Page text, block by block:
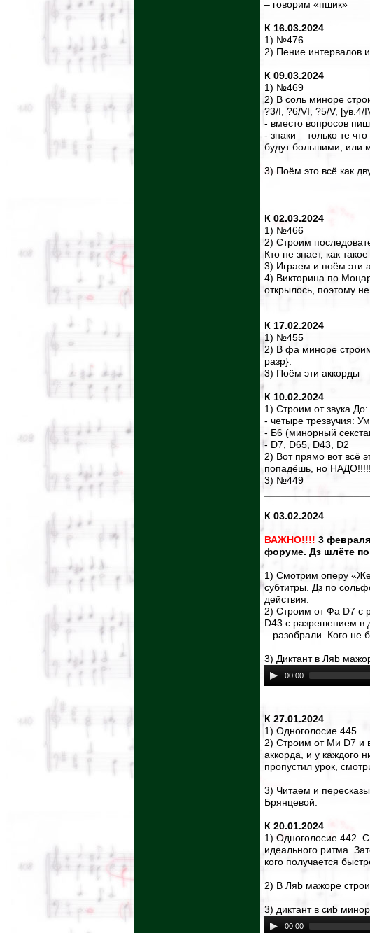
– говорим «пшик»
К 16.03.2024
1) №476
2) Пение интервалов
К 09.03.2024
1) №469
2) В соль миноре
?3/I, ?6/VI, ?5/V, [ув.4/
- вместо вопросов
- знаки – только те
будут большими, или
3) Поём это всё как
К 02.03.2024
1) №466
2) Строим
Кто не знает, как
3) Играем и поём эти
4) Викторина по
открылось, поэтому
К 17.02.2024
1) №455
2) В фа миноре
разр}.
3) Поём эти аккорды
К 10.02.2024
1) Строим от звука До:
- четыре трезвучия:
- Б6 (минорный
- D7, D65, D43, D2
2) Вот прямо вот всё
попадёшь, но
3) №449
К 03.02.2024
ВАЖНО!!!! 3
форуме. Дз шлёте
1) Смотрим оперу
субтитры. Дз по
действия.
2) Строим от Фа D7 с
D43 с разрешением в
– разобрали. Кого не
3) Диктант в Ляb
00:00
К 27.01.2024
1) Одноголосие 445
2) Строим от Ми D7 и
аккорда, и у каждого
пропустил урок,
3) Читаем и
Брянцевой.
К 20.01.2024
1) Одноголосие 442.
идеального ритма.
кого получается
2) В Ляb мажоре
3) диктант в сиb
00:00